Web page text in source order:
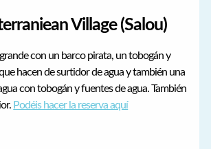
Village (Salou)
con un barco pirata, un tobogán y
hacen de surtidor de agua y también una
con tobogán y fuentes de agua. También
Podéis hacer la reserva aquí